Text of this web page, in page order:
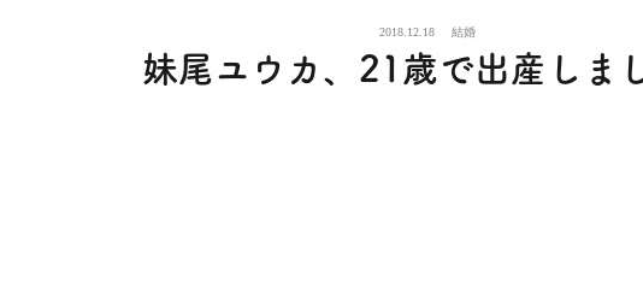
2018.12.18 結婚
妹尾ユウカ、21歳で出産しま